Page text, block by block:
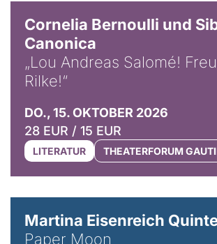
Cornelia Bernoulli und
Canonica
„Lou Andreas Salomé!
Rilke!“
DO., 15. OKTOBER 2026
28 EUR / 15 EUR
LITERATUR THEATERFORUM
Martina Eisenreich
Paper Moon